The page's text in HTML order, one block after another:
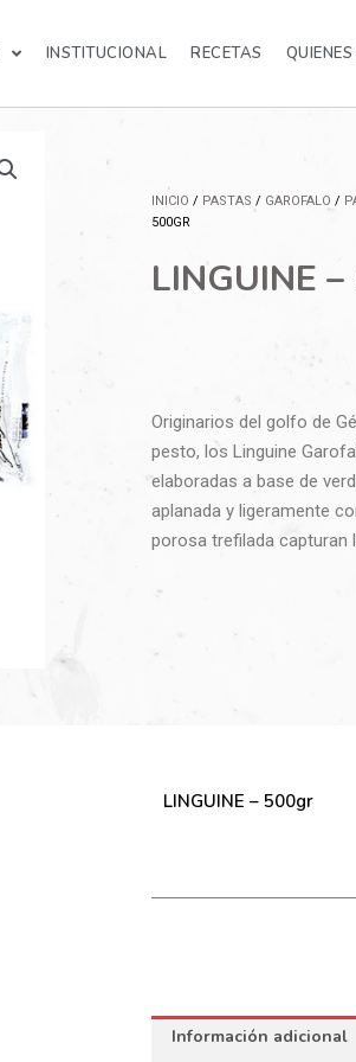
INSTITUCIONAL RECETAS
INICIO / PASTAS / GAROFALO /
500GR
LINGUINE
Originarios del golfo de
pesto, los Linguine
elaboradas a base de
aplanada y ligeramente
porosa trefilada capturan
LINGUINE – 500gr
Información adicional